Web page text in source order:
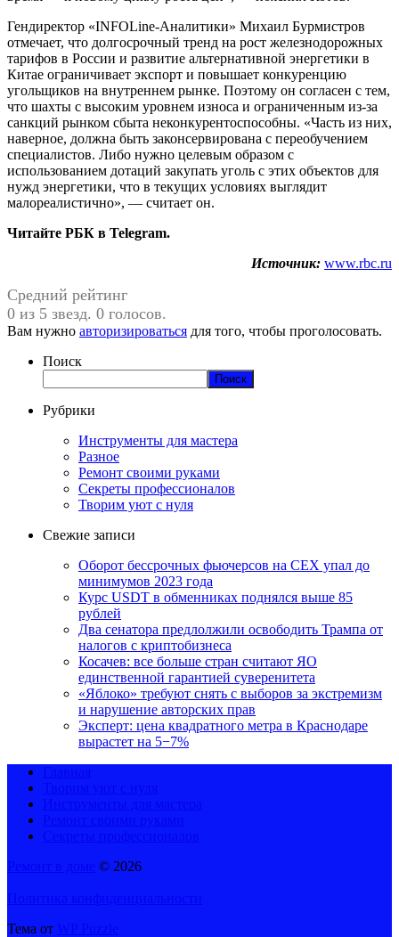
Гендиректор «INFOLine-Аналитики» Михаил Бурмистров
отмечает, что долгосрочный тренд на рост железнодорожных
тарифов в России и развитие альтернативной энергетики в
Китае ограничивает экспорт и повышает конкуренцию
угольщиков на внутреннем рынке. Поэтому он согласен с тем,
что шахты с высоким уровнем износа и ограниченным из-за
санкций рынком сбыта неконкурентоспособны. «Часть из них,
наверное, должна быть законсервирована с переобучением
специалистов. Либо нужно целевым образом с
использованием дотаций закупать уголь с этих объектов для
нужд энергетики, что в текущих условиях выглядит
малореалистично», — считает он.
Читайте РБК в Telegram.
Источник: www.rbc.ru
Средний рейтинг
0 из 5 звезд. 0 голосов.
Вам нужно авторизироваться для того, чтобы проголосовать.
Поиск
Поиск
Рубрики
Инструменты для мастера
Разное
Ремонт своими руками
Секреты профессионалов
Творим уют с нуля
Свежие записи
Оборот бессрочных фьючерсов на CEX упал до
минимумов 2023 года
Курс USDT в обменниках поднялся выше 85
рублей
Два сенатора предлолжили освободить Трампа от
налогов с криптобизнеса
Косачев: все больше стран считают ЯО
единственной гарантией суверенитета
«Яблоко» требуют снять с выборов за экстремизм
и нарушение авторских прав
Эксперт: цена квадратного метра в Краснодаре
вырастет на 5−7%
© 2026
Тема от